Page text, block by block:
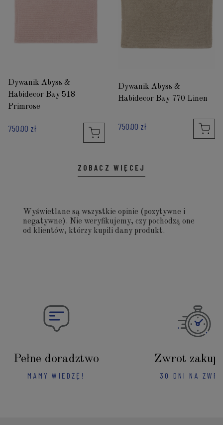
Dywanik Abyss &
Habidecor Bay 518
Primrose
750,00 zł
Dywanik Abyss &
Habidecor Bay 770 Linen
750,00 zł
ZOBACZ WIĘCEJ
Wyświetlane są wszystkie opinie (pozytywne i
negatywne). Nie weryfikujemy, czy pochodzą one
od klientów, którzy kupili dany produkt.
Pełne doradztwo
MAMY WIEDZĘ!
Zwrot
30 DNI NA